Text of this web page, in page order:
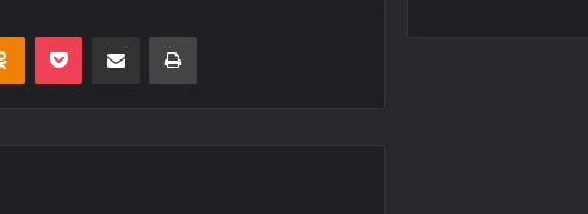
Odnoklassniki
Pocket E-Posta ile paylaş Yazdır